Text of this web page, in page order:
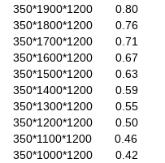
350*1900*1200
350*1800*1200
350*1700*1200
350*1600*1200
350*1500*1200
350*1400*1200
350*1300*1200
350*1200*1200
350*1100*1200
350*1000*1200